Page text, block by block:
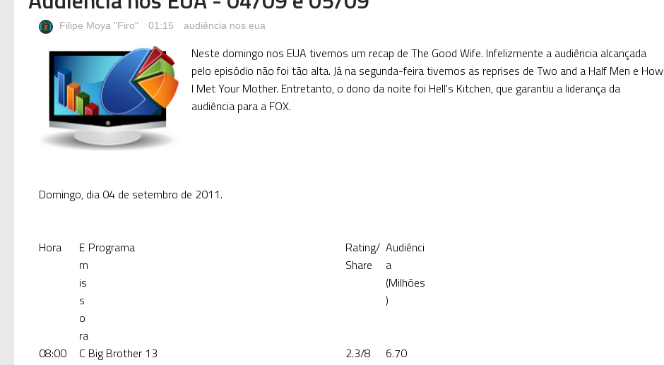
Filipe Moya "Firo" 01:15 audiência nos eua
Neste domingo nos EUA tivemos um recap de The Good Wife. Infelizmente a audiência alcançada
pelo episódio não foi tão alta. Já na segunda-feira tivemos as reprises de Two and a Half Men e How
I Met Your Mother. Entretanto, o dono da noite foi Hell's Kitchen, que garantiu a liderança da
audiência para a FOX.
Domingo, dia 04 de setembro de 2011.
Hora
E
m
is
s
o
ra
Programa
Rating/
Share
Audiênci
a
(Milhões
)
08:00
C Big Brother 13 2.3/8 6.70